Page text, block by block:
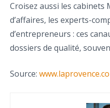
Croisez aussi les cabinets
d’affaires, les experts-
d’entrepreneurs : ces
dossiers de qualité,
Source: